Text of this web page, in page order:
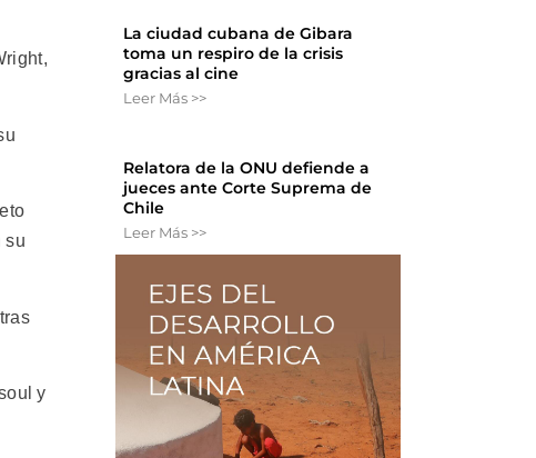
su
y
La ciudad cubana de Gibara
toma un respiro de la crisis
gracias al cine
Leer Más >>
Relatora de la ONU defiende a
jueces ante Corte Suprema de
Chile
Leer Más >>